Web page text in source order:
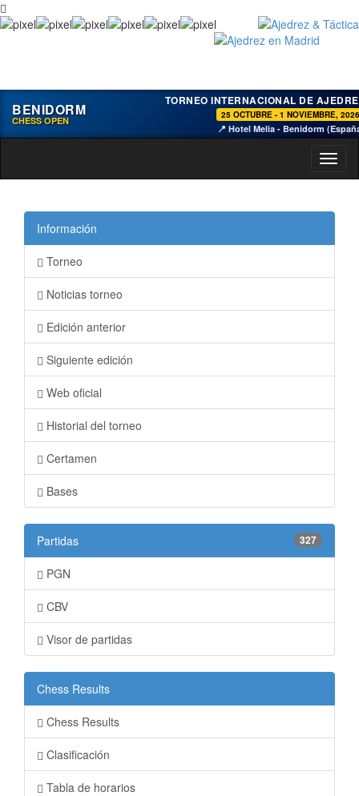
BENIDORM
CHESS OPEN
TORNEO INTERNACIONAL DE
25 OCTUBRE - 1 NOVIEMBRE, 2026
📍 Hotel Melia - Benidorm
Información
Torneo
Noticias torneo
Edición anterior
Siguiente edición
Web oficial
Historial del torneo
Certamen
Bases
Partidas 327
PGN
CBV
Visor de partidas
Chess Results
Chess Results
Clasificación
Tabla de horarios